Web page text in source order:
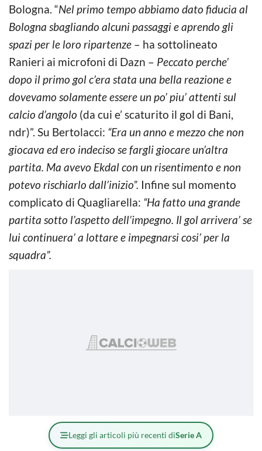
Bologna. “Nel primo tempo abbiamo dato fiducia al
Bologna sbagliando alcuni passaggi e aprendo gli
spazi per le loro ripartenze – ha sottolineato
Ranieri ai microfoni di Dazn – Peccato perche’
dopo il primo gol c’era stata una bella reazione e
dovevamo solamente essere un po’ piu’ attenti sul
calcio d’angolo (da cui e’ scaturito il gol di Bani,
ndr)”. Su Bertolacci: “Era un anno e mezzo che non
giocava ed ero indeciso se fargli giocare un’altra
partita. Ma avevo Ekdal con un risentimento e non
potevo rischiarlo dall’inizio”. Infine sul momento
complicato di Quagliarella: “Ha fatto una grande
partita sotto l’aspetto dell’impegno. Il gol arrivera’ se
lui continuera’ a lottare e impegnarsi cosi’ per la
squadra”.
Leggi gli articoli più recenti diSerie A